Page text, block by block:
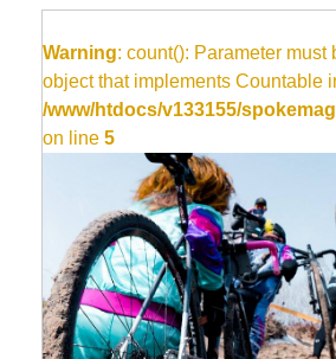
Warning: count(): Parameter must
object that implements Countable
/www/htdocs/v133155/
on line 5